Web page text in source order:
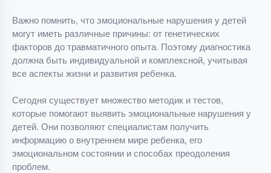
Важно помнить, что эмоциональные нарушения у детей
могут иметь различные причины: от генетических
факторов до травматичного опыта. Поэтому диагностика
должна быть индивидуальной и комплексной, учитывая
все аспекты жизни и развития ребенка.
Сегодня существует множество методик и тестов,
которые помогают выявить эмоциональные нарушения у
детей. Они позволяют специалистам получить
информацию о внутреннем мире ребенка, его
эмоциональном состоянии и способах преодоления
проблем.